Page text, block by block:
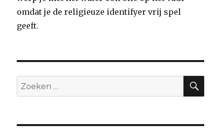
omdat je de religieuze identifyer vrij spel
geeft.
Zoeken
naar: